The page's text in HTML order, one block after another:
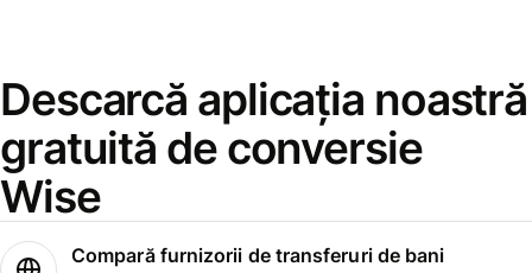
Descarcă aplicația noastră
gratuită de conversie
Wise
Compară furnizorii de transferuri de bani